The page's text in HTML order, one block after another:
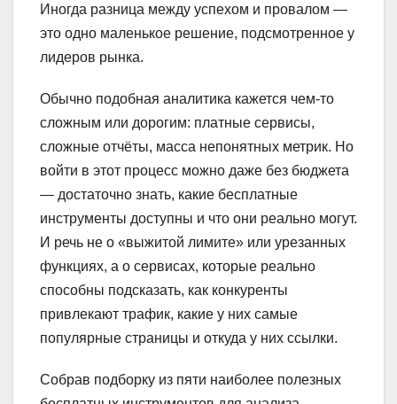
Иногда разница между успехом и провалом —
это одно маленькое решение, подсмотренное у
лидеров рынка.
Обычно подобная аналитика кажется чем-то
сложным или дорогим: платные сервисы,
сложные отчёты, масса непонятных метрик. Но
войти в этот процесс можно даже без бюджета
— достаточно знать, какие бесплатные
инструменты доступны и что они реально могут.
И речь не о «выжитой лимите» или урезанных
функциях, а о сервисах, которые реально
способны подсказать, как конкуренты
привлекают трафик, какие у них самые
популярные страницы и откуда у них ссылки.
Собрав подборку из пяти наиболее полезных